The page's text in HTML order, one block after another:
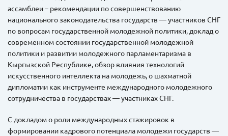
ассамблеи – рекомендации по совершенствованию
национального законодательства государств — участников СНГ
по вопросам государственной молодежной политики, доклад о
современном состоянии государственной молодежной
политики и развитии молодежного парламентаризма в
Кыргызской Республике, обзор влияния технологий
искусственного интеллекта на молодежь, о шахматной
дипломатии как инструменте международного молодежного
сотрудничества в государствах — участниках СНГ.
С докладом о роли международных стажировок в
формировании кадрового потенциала молодежи государств —